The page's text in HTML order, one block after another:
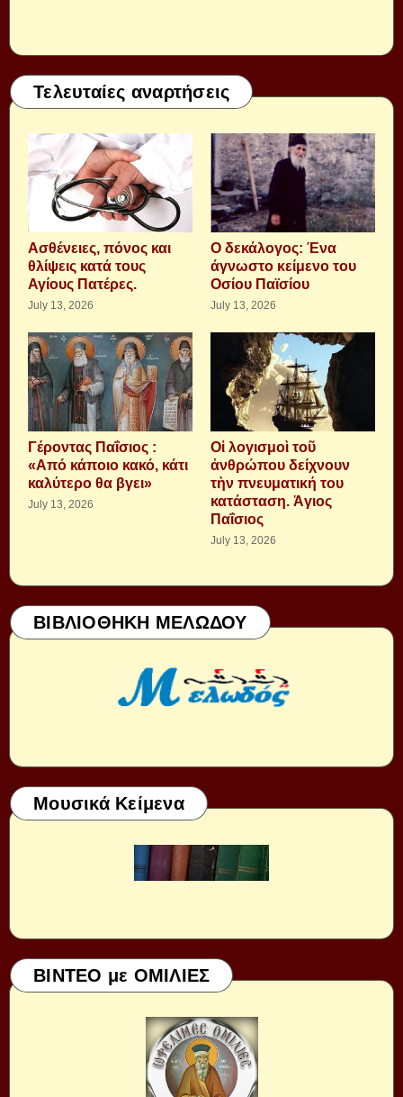
Τελευταίες αναρτήσεις
Aσθένειες, πόνος και
θλίψεις κατά τους
Αγίους Πατέρες.
July 13, 2026
Ο δεκάλογος: Ένα
άγνωστο κείμενο του
Οσίου Παϊσίου
July 13, 2026
Γέροντας Παΐσιος :
«Από κάποιο κακό, κάτι
καλύτερο θα βγει»
July 13, 2026
Οἱ λογισμοὶ τοῦ
ἀνθρώπου δείχνουν
τὴν πνευματική του
κατάσταση. Ἁγιος
Παΐσιος
July 13, 2026
ΒΙΒΛΙΟΘΗΚΗ ΜΕΛΩΔΟΥ
Μουσικά Κείμενα
ΒΙΝΤΕΟ με ΟΜΙΛΙΕΣ